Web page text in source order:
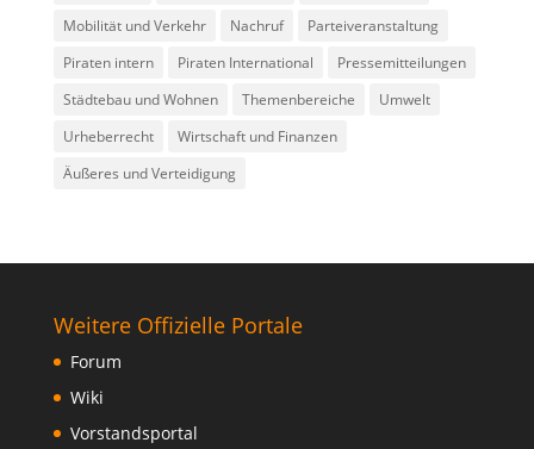
Mobilität und Verkehr
Nachruf
Parteiveranstaltung
Piraten intern
Piraten International
Pressemitteilungen
Städtebau und Wohnen
Themenbereiche
Umwelt
Urheberrecht
Wirtschaft und Finanzen
Äußeres und Verteidigung
Weitere Offizielle Portale
Forum
Wiki
Vorstandsportal